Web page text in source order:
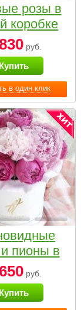
в один клик
розы в
коробке
руб.
Купить
пионы в
коробке
руб.
Купить